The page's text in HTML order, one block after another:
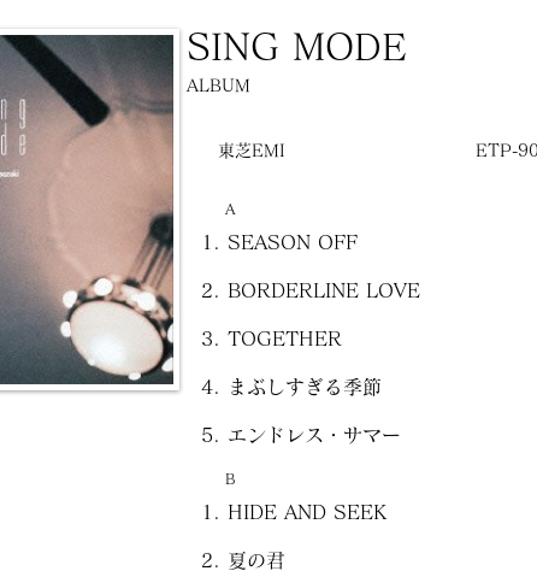
SING MODE
ALBUM
東芝EMI ETP-
A
SEASON OFF
BORDERLINE LOVE
TOGETHER
まぶしすぎる季節
エンドレス・サマー
B
HIDE AND SEEK
夏の君